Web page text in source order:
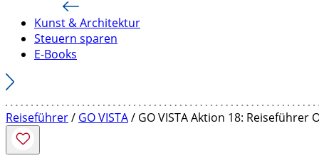
Kunst & Architektur
Steuern sparen
E-Books
Reiseführer/ GO VISTA/ GO VISTA Aktion 18: Reiseführer